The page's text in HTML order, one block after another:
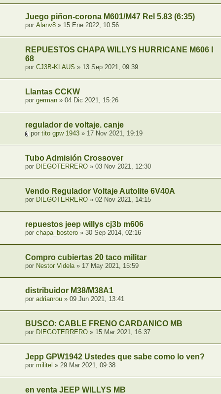
Juego piñon-corona M601/M47 Rel 5.83 (6:35)
por Alanv8 » 15 Ene 2022, 10:56
REPUESTOS CHAPA WILLYS HURRICANE M606
68
por CJ3B-KLAUS » 13 Sep 2021, 09:39
Llantas CCKW
por german » 04 Dic 2021, 15:26
regulador de voltaje. canje
por tito gpw 1943 » 17 Nov 2021, 19:19
Tubo Admisión Crossover
por DIEGOTERRERO » 03 Nov 2021, 12:30
Vendo Regulador Voltaje Autolite 6V40A
por DIEGOTERRERO » 02 Nov 2021, 14:15
repuestos jeep willys cj3b m606
por chapa_bostero » 30 Sep 2014, 02:16
Compro cubiertas 20 taco militar
por Nestor Videla» 17 May 2021, 15:59
distribuidor M38/M38A1
por adrianrou » 09 Jun 2021, 13:41
BUSCO: CABLE FRENO CARDANICO MB
por DIEGOTERRERO » 15 Mar 2021, 16:37
Jepp GPW1942 Ustedes que sabe como lo ven?
por militel » 29 Mar 2021, 09:38
en venta JEEP WILLYS MB